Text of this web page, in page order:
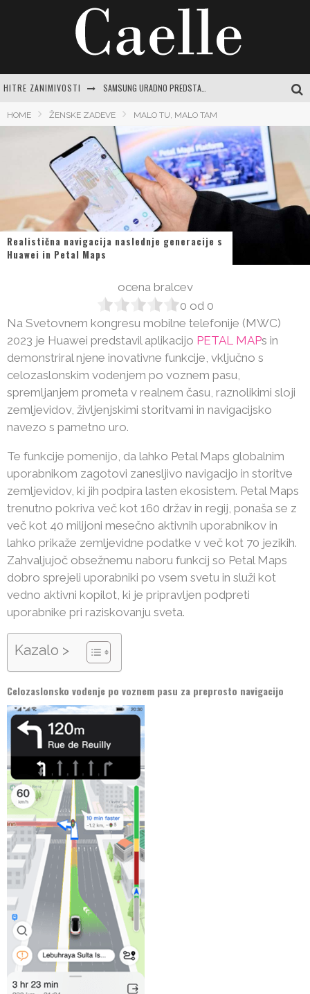
HITRE ZANIMIVOSTI
MAGNEZIJEVO OLJE: SKRIVNOST ZA SPROSTITEV, SIJOČO KOŽO IN SPLOŠNO DOBRO POČUTJE
CENTER VARNE VOŽNJE LOGATEC: CELOVIT VODNIK ZA SAMOZAVESTNO VOŽNJO IN IZPOPOLNJEVANJE
PREPROSTA BUČKINA JUHA: RECEPTI IN NASVETI ZA JESENSKO RAZVAJANJE
HOME ŽENSKE ZADEVE MALO TU, MALO TAM
Realistična navigacija naslednje generacije s
Huawei in Petal Maps
ocena bralcev
0 od 0
Na Svetovnem kongresu mobilne telefonije (MWC)
2023 je Huawei predstavil aplikacijo PETAL MAPs in
demonstriral njene inovativne funkcije, vključno s
celozaslonskim vodenjem po voznem pasu,
spremljanjem prometa v realnem času, raznolikimi sloji
zemljevidov, življenjskimi storitvami in navigacijsko
navezo s pametno uro.
Te funkcije pomenijo, da lahko Petal Maps globalnim
uporabnikom zagotovi zanesljivo navigacijo in storitve
zemljevidov, ki jih podpira lasten ekosistem. Petal Maps
trenutno pokriva več kot 160 držav in regij, ponaša se z
več kot 40 milijoni mesečno aktivnih uporabnikov in
lahko prikaže zemljevidne podatke v več kot 70 jezikih.
Zahvaljujoč obsežnemu naboru funkcij so Petal Maps
dobro sprejeli uporabniki po vsem svetu in služi kot
vedno aktivni kopilot, ki je pripravljen podpreti
uporabnike pri raziskovanju sveta.
Kazalo >
Celozaslonsko vodenje po voznem pasu za preprosto navigacijo